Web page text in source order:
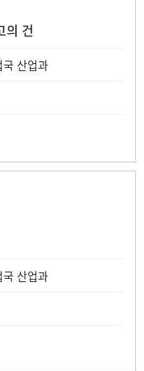
의 건
산업과
산업과